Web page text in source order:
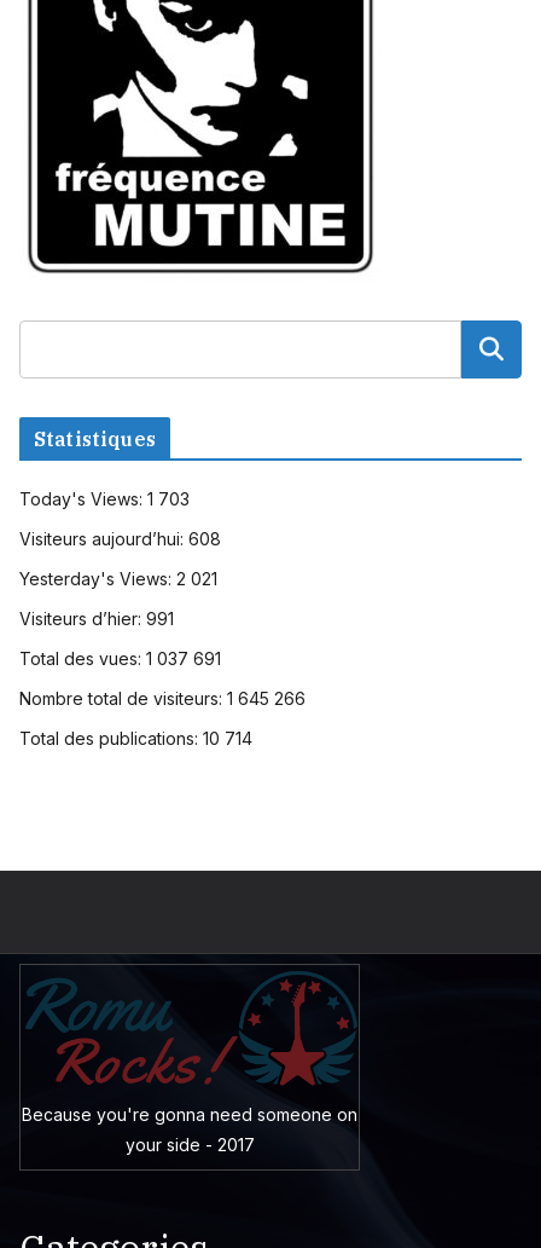
Statistiques
Today's Views: 1 703
Visiteurs aujourd’hui: 608
Yesterday's Views: 2 021
Visiteurs d’hier: 991
Total des vues: 1 037 691
Nombre total de visiteurs: 1 645 266
Total des publications: 10 714
Because you're gonna need someone on
your side - 2017